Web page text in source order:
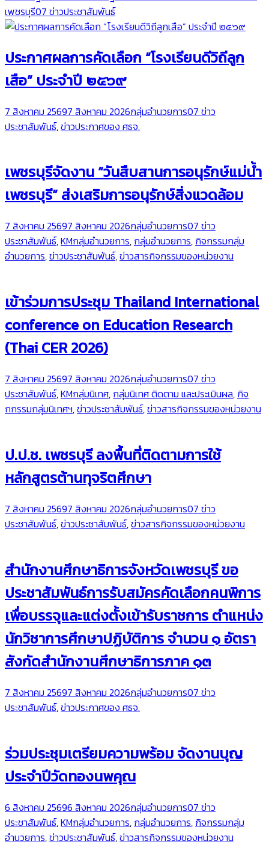
เพชรบุรี07 ข่าวประชาสัมพันธ์
ประกาศผลการคัดเลือก “โรงเรียนดีวิถีลูก
เสือ” ประจำปี ๒๕๖๙
7 สิงหาคม 25697 สิงหาคม 2026กลุ่มอำนวยการ07 ข่าว
ประชาสัมพันธ์,ข่าวประกาศของ ศธจ.
เพชรบุรีจัดงาน “วันสืบสานการอนุรักษ์แม่น้ำ
เพชรบุรี” ส่งเสริมการอนุรักษ์สิ่งแวดล้อม
7 สิงหาคม 25697 สิงหาคม 2026กลุ่มอำนวยการ07 ข่าว
ประชาสัมพันธ์,KMกลุ่มอำนวยการ, กลุ่มอำนวยการ, กิจกรรมกลุ่ม
อำนวยการ,ข่าวประชาสัมพันธ์,ข่าวสารกิจกรรมของหน่วยงาน
เข้าร่วมการประชุม Thailand International
conference on Education Research
(Thai CER 2026)
7 สิงหาคม 25697 สิงหาคม 2026กลุ่มอำนวยการ07 ข่าว
ประชาสัมพันธ์,KMกลุ่มนิเทศ, กลุ่มนิเทศ ติดตาม และประเมินผล, กิจ
กกรรมกลุ่มนิเทศฯ,ข่าวประชาสัมพันธ์,ข่าวสารกิจกรรมของหน่วยงาน
ป.ป.ช. เพชรบุรี ลงพื้นที่ติดตามการใช้
หลักสูตรต้านทุจริตศึกษา
7 สิงหาคม 25697 สิงหาคม 2026กลุ่มอำนวยการ07 ข่าว
ประชาสัมพันธ์,ข่าวประชาสัมพันธ์,ข่าวสารกิจกรรมของหน่วยงาน
สำนักงานศึกษาธิการจังหวัดเพชรบุรี ขอ
ประชาสัมพันธ์การรับสมัครคัดเลือกคนพิการ
เพื่อบรรจุและแต่งตั้งเข้ารับราชการ ตำแหน่ง
นักวิชาการศึกษาปฏิบัติการ จำนวน ๑ อัตรา
สังกัดสำนักงานศึกษาธิการภาค ๑๓
7 สิงหาคม 25697 สิงหาคม 2026กลุ่มอำนวยการ07 ข่าว
ประชาสัมพันธ์,ข่าวประกาศของ ศธจ.
ร่วมประชุมเตรียมความพร้อม จัดงานบุญ
ประจำปีวัดทองนพคุณ
6 สิงหาคม 25696 สิงหาคม 2026กลุ่มอำนวยการ07 ข่าว
ประชาสัมพันธ์,KMกลุ่มอำนวยการ, กลุ่มอำนวยการ, กิจกรรมกลุ่ม
อำนวยการ,ข่าวประชาสัมพันธ์,ข่าวสารกิจกรรมของหน่วยงาน